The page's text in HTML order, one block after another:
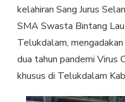
kelahiran Sang Jurus
SMA Swasta Bintang
Telukdalam,
dua tahun pandemi Virus
khusus di Telukdalam